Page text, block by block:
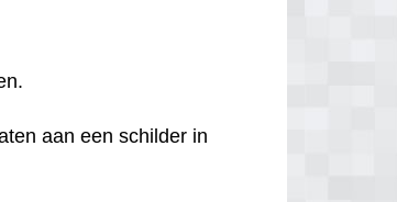
aan een schilder in